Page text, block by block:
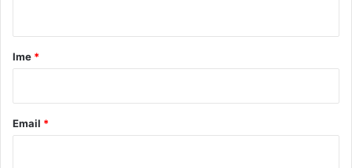
r
Ime *
Email *